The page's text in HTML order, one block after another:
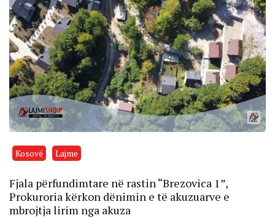
Kosovë Lajme
Fjala përfundimtare në rastin “Brezovica 1”,
Prokuroria kërkon dënimin e të akuzuarve e
mbrojtja lirim nga akuza